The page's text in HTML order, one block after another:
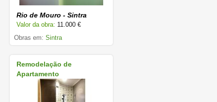
Rio de Mouro - Sintra
Valor da obra: 11.000 €
Obras em: Sintra
Remodelação de
Apartamento